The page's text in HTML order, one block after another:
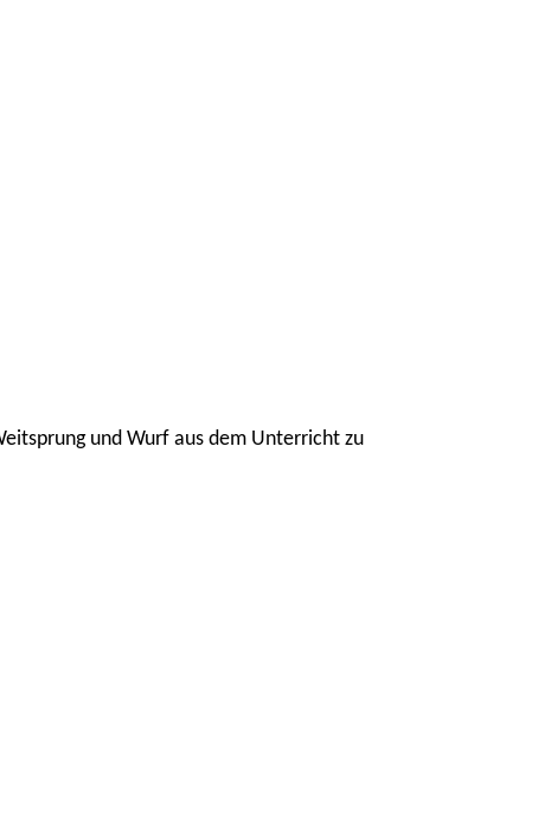
und Wurf aus dem Unterricht zu